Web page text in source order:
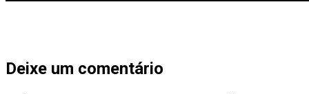
Deixe um comentário